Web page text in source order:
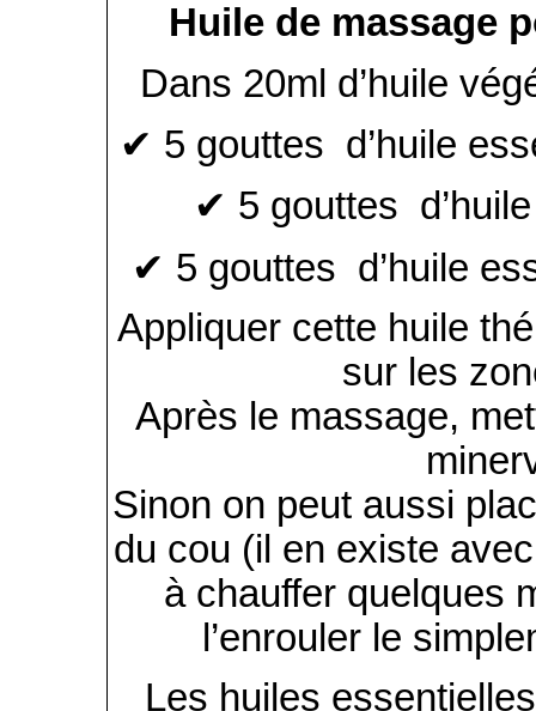
Huile de massage
Dans 20ml d’huile
✔ 5 gouttes d’huile
✔ 5 gouttes
✔ 5 gouttes d’huile
Appliquer cette huile
sur les
Après le massage,
Sinon on peut aussi
du cou (il en existe
à chauffer quelques
l’enrouler le
Les huiles